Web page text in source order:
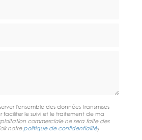
l'ensemble des données transmises
faciliter le suivi et le traitement de ma
commerciale ne sera faite des
notre politique de confidentialité)